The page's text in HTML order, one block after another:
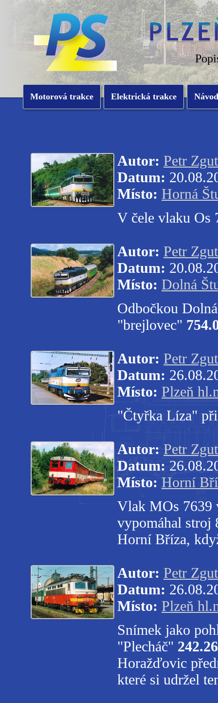
Motorová trakce Elektrická trakce
Autor: Petr Zgut
Datum:
Místo: Horná
V čele vlaku Os
Autor: Petr Zgut
Datum:
Místo: Dolná
Odbočkou
"brejlovec"
Autor: Petr Zgut
Datum:
Místo: Plzeň
"Čtyřka Líza"
Autor: Petr Zgut
Datum:
Místo: Horní
Vlak MOs 7639
vypomáhal stroj
Horní Bříza,
Autor: Petr Zgut
Datum:
Místo: Plzeň
Snímek jako
"Plecháč"
Horažďovic
které si udržel